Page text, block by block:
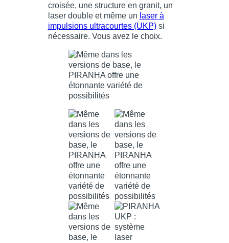
croisée, une structure en granit, un
laser double et même un laser à
impulsions ultracourtes (UKP)si
nécessaire. Vous avez le choix.